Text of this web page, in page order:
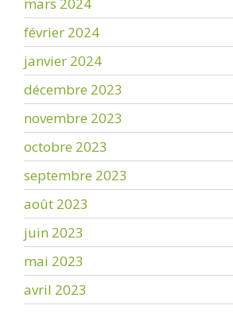
mars 2024
février 2024
janvier 2024
décembre 2023
novembre 2023
octobre 2023
septembre 2023
août 2023
juin 2023
mai 2023
avril 2023